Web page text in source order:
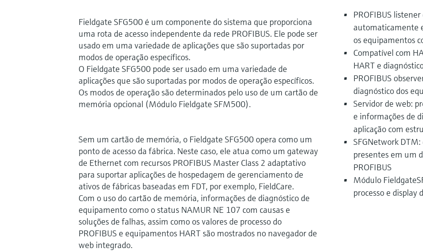
Fieldgate SFG500 é um componente do sistema que proporciona
uma rota de acesso independente da rede PROFIBUS. Ele pode ser
usado em uma variedade de aplicações que são suportadas por
modos de operação específicos.
O Fieldgate SFG500 pode ser usado em uma variedade de
aplicações que são suportadas por modos de operação específicos.
Os modos de operação são determinados pelo uso de um cartão de
memória opcional (Módulo Fieldgate SFM500).
Sem um cartão de memória, o Fieldgate SFG500 opera como um
ponto de acesso da fábrica. Neste caso, ele atua como um gateway
de Ethernet com recursos PROFIBUS Master Class 2 adaptativo
para suportar aplicações de hospedagem de gerenciamento de
ativos de fábricas baseadas em FDT, por exemplo, FieldCare.
Com o uso do cartão de memória, informações de diagnóstico de
equipamento como o status NAMUR NE 107 com causas e
soluções de falhas, assim como os valores de processo do
PROFIBUS e equipamentos HART são mostrados no navegador de
web integrado.
PROFIBUS
automaticamente
os equipamentos
Compatível com
HART e
PROFIBUS
diagnóstico dos
Servidor de web:
e informações de
aplicação com
SFGNetwork
presentes em um
PROFIBUS
Módulo
processo e display